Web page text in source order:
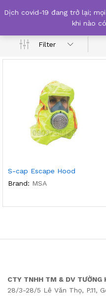
S-cap hood
Filter
S-cap Escape Hood
Brand: MSA
CTY TNHH TM & DV TƯỜNG
28/3-28/5 Lê Văn Thọ, P.11,
Dịch covid-19 đang trở lại;
khi nào